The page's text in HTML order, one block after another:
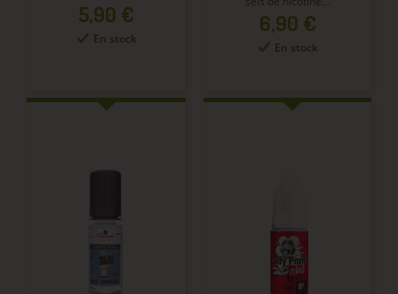
Prix
5,90 €
En stock
Prix
6,90 €
En stock